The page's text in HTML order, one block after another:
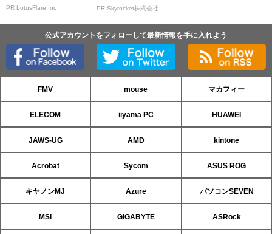
PR LotusFlare Inc PR Skyrocket株式会社
公式アカウントをフォローして最新情報を手に入れよう
FMV mouse マカフィー
ELECOM iiyama PC HUAWEI
JAWS-UG AMD kintone
Acrobat Sycom ASUS ROG
キヤノンMJ Azure パソコンSEVEN
MSI GIGABYTE ASRock